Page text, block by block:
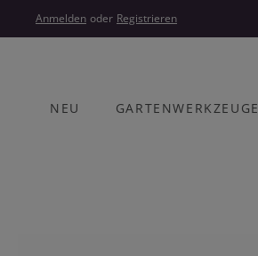
Hauptinhalt springen
Zur Hauptnavigation springen
Anmelden oder Registrieren
NEU GARTENWERKZEUGE